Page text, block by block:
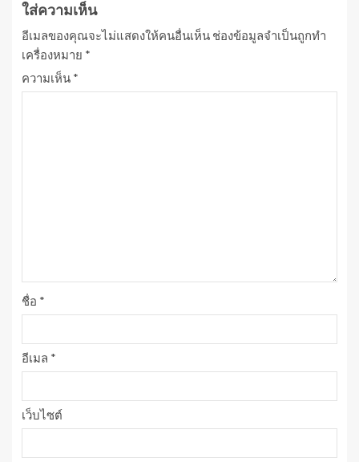
ใส่ความเห็น
อีเมลของคุณจะไม่แสดงให้คนอื่นเห็น ช่องข้อมูลจำเป็นถูกทำ
เครื่องหมาย *
ความเห็น *
ชื่อ *
อีเมล *
เว็บไซต์